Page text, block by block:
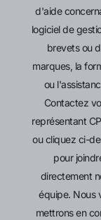
d'aide
logiciel de
brevets ou
marques, la
ou
Contactez
représentant
ou cliquez ci-
pour
directement
équipe. Nous
mettrons en